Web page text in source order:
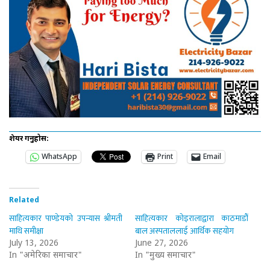
शेयर गर्नुहोस:
WhatsApp
Print Email
Related
साहित्यकार पाण्डेयको उपन्यास श्रीमती
माथि समीक्षा
July 13, 2026
In "अमेरिका समाचार"
साहित्यकार कोइरालाद्वारा काठमाडौँ
बाल अस्पताललाई आर्थिक सहयोग
June 27, 2026
In "मुख्य समाचार"